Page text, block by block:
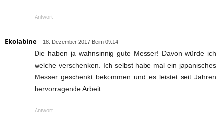
Antwort
Ekolabine 18. Dezember 2017 Beim 09:14
Die haben ja wahnsinnig gute Messer! Davon würde ich
welche verschenken. Ich selbst habe mal ein japanisches
Messer geschenkt bekommen und es leistet seit Jahren
hervorragende Arbeit.
Antwort